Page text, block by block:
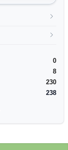
0
8
230
238